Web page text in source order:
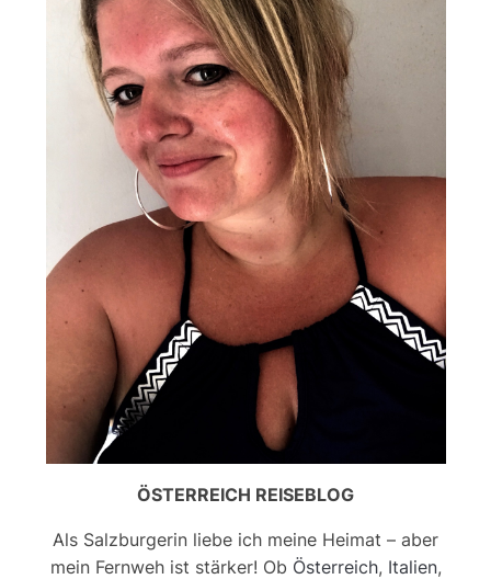
ÖSTERREICH REISEBLOG
Als Salzburgerin liebe ich meine Heimat – aber
mein Fernweh ist stärker! Ob Österreich, Italien,